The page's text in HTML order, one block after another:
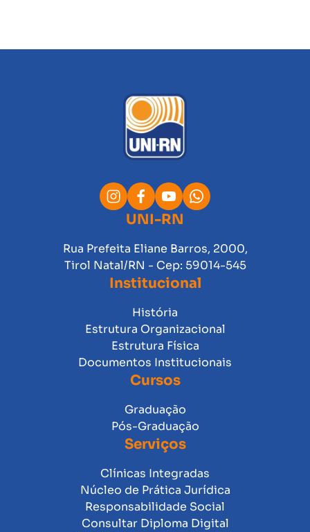
UNI-RN
Rua Prefeita Eliane Barros, 2000,
Tirol Natal/RN - Cep: 59014-545
Institucional
História
Estrutura Organizacional
Estrutura Física
Documentos Institucionais
Cursos
Graduação
Pós-Graduação
Serviços
Clínicas Integradas
Núcleo de Prática Jurídica
Responsabilidade Social
Consultar Diploma Digital